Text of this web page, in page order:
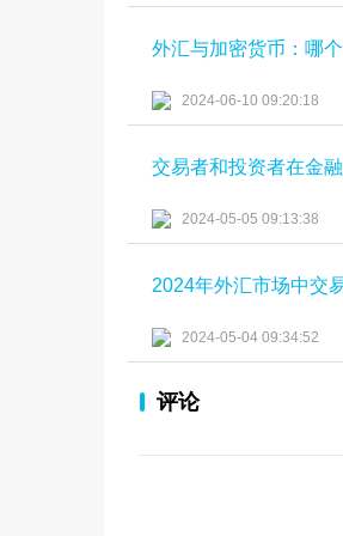
外汇与加密货币：哪
2024-06-10 09:20:18
交易者和投资者在金
2024-05-05 09:13:38
2024年外汇市场中交
2024-05-04 09:34:52
评论